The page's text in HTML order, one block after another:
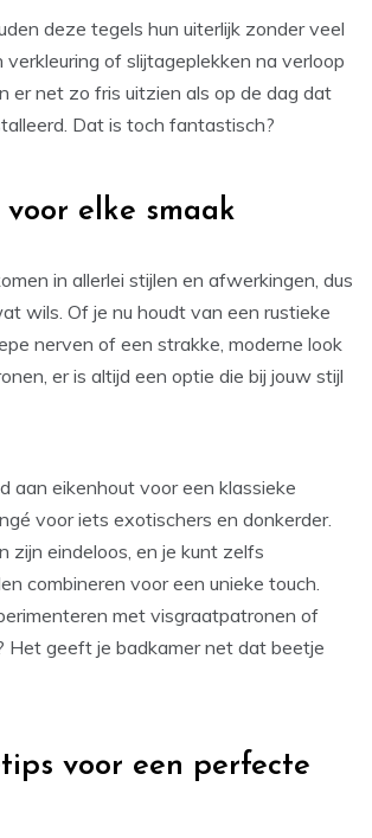
deze tegels hun uiterlijk zonder veel
verkleuring of slijtageplekken na verloop
er net zo fris uitzien als op de dag dat
Dat is toch fantastisch?
elke smaak
in allerlei stijlen en afwerkingen, dus
wils. Of je nu houdt van een rustieke
nerven of een strakke, moderne look
er is altijd een optie die bij jouw stijl
aan eikenhout voor een klassieke
voor iets exotischers en donkerder.
zijn eindeloos, en je kunt zelfs
combineren voor een unieke touch.
met visgraatpatronen of
Het geeft je badkamer net dat beetje
voor een perfecte